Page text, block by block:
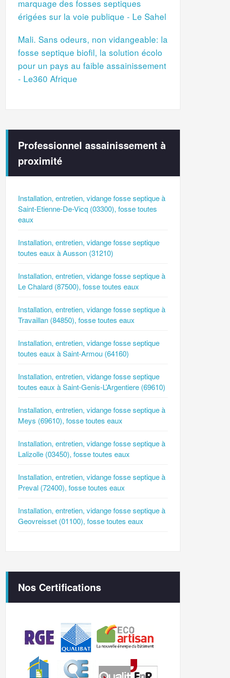
marquage des fosses septiques
érigées sur la voie publique - Le Sahel
Mali. Sans odeurs, non vidangeable: la
fosse septique biofil, la solution écolo
pour un pays au faible assainissement
- Le360 Afrique
Professionnel assainissement à
proximité
Installation, entretien, vidange fosse septique à
Saint-Etienne-De-Vicq (03300), fosse toutes
eaux
Installation, entretien, vidange fosse septique
toutes eaux à Ausson (31210)
Installation, entretien, vidange fosse septique à
Le Chalard (87500), fosse toutes eaux
Installation, entretien, vidange fosse septique à
Travaillan (84850), fosse toutes eaux
Installation, entretien, vidange fosse septique
toutes eaux à Saint-Armou (64160)
Installation, entretien, vidange fosse septique
toutes eaux à Saint-Genis-L’Argentiere (69610)
Installation, entretien, vidange fosse septique à
Meys (69610), fosse toutes eaux
Installation, entretien, vidange fosse septique à
Lalizolle (03450), fosse toutes eaux
Installation, entretien, vidange fosse septique à
Preval (72400), fosse toutes eaux
Installation, entretien, vidange fosse septique à
Geovreisset (01100), fosse toutes eaux
Nos Certifications